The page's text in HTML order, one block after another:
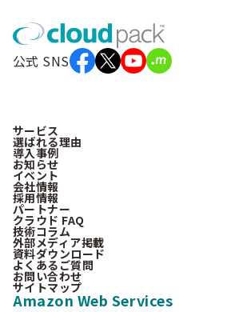
公式 SNS
サービス
選ばれる理由
導入事例
お知らせ
イベント
会社情報
採用情報
パートナー
クラウド FAQ
技術コラム
外部メディア掲載
資料ダウンロード
よくあるご質問
お問い合わせ
サイトマップ
Amazon Web Services